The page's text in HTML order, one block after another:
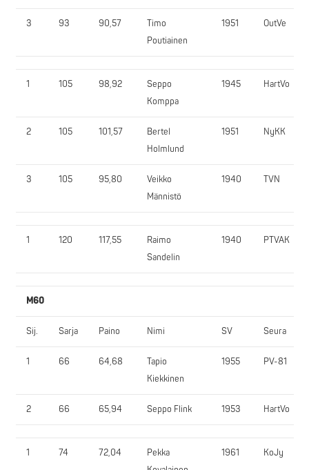
3 93 90,57
Timo
Poutiainen
1951 OutVe
1 105 98,92
Seppo
Komppa
1945 HartVo
2 105 101,57
Bertel
Holmlund
1951 NyKK
3 105 95,80
Veikko
Männistö
1940 TVN
1 120 117,55
Raimo
Sandelin
1940 PTVAK
M60
Sij. Sarja Paino Nimi SV Seura
1 66 64,68
Tapio
Kiekkinen
1955 PV-81
2 66 65,94 Seppo Flink 1953 HartVo
1 74 72,04
Pekka
1961 KoJy